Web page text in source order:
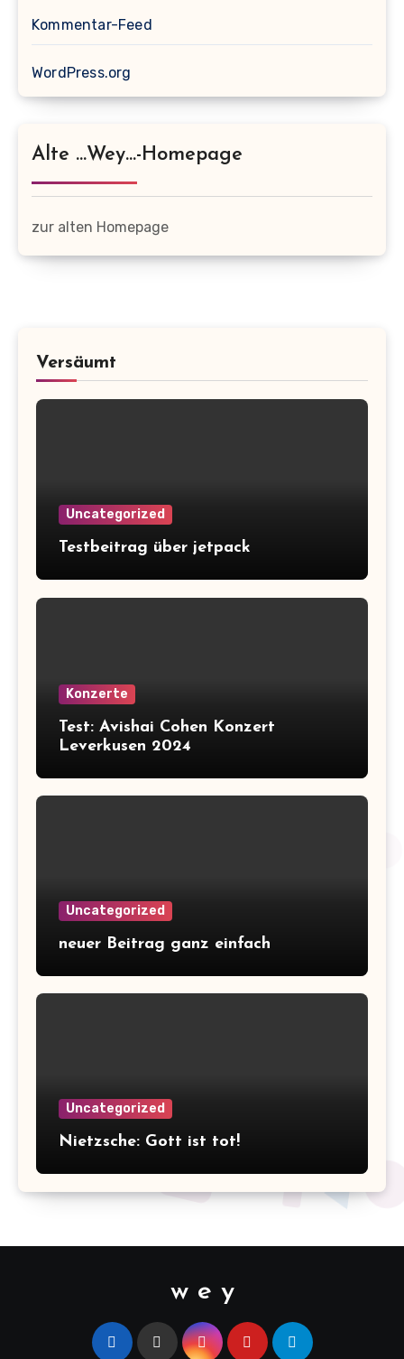
Kommentar-Feed
WordPress.org
Alte …wey…-Homepage
zur alten Homepage
Versäumt
Uncategorized
Testbeitrag über jetpack
Konzerte
Test: Avishai Cohen Konzert
Leverkusen 2024
Uncategorized
neuer Beitrag ganz einfach
Uncategorized
Nietzsche: Gott ist tot!
w e y